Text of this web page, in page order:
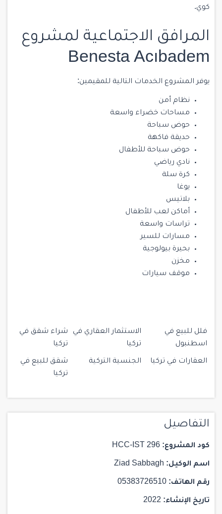
كوي.
المرافق الاجتماعية لمشروع
Benesta Acıbadem
يوفر المشروع الخدمات التالية للمقيمين:
نظام أمن
مساحات خضراء واسعة
حوض سباحة
حديقة فاكهة
حوض سباحة للأطفال
نادي رياضي
كرة سلة
يوغا
بلاتيس
أماكن لعب للأطفال
تراسات واسعة
مسارات للسير
بحيرة بيولوجية
مخزن
موقف سيارات
فلل للبيع في
اسطنبول
الاستثمار العقاري في
تركيا
شراء شقق في
تركيا
العقارات في تركيا الجنسية التركية
شقق للبيع في
تركيا
التفاصيل
كود المشروع:
اسم الوكيل:
رقم الهاتف:
تاريخ الإنشاء: